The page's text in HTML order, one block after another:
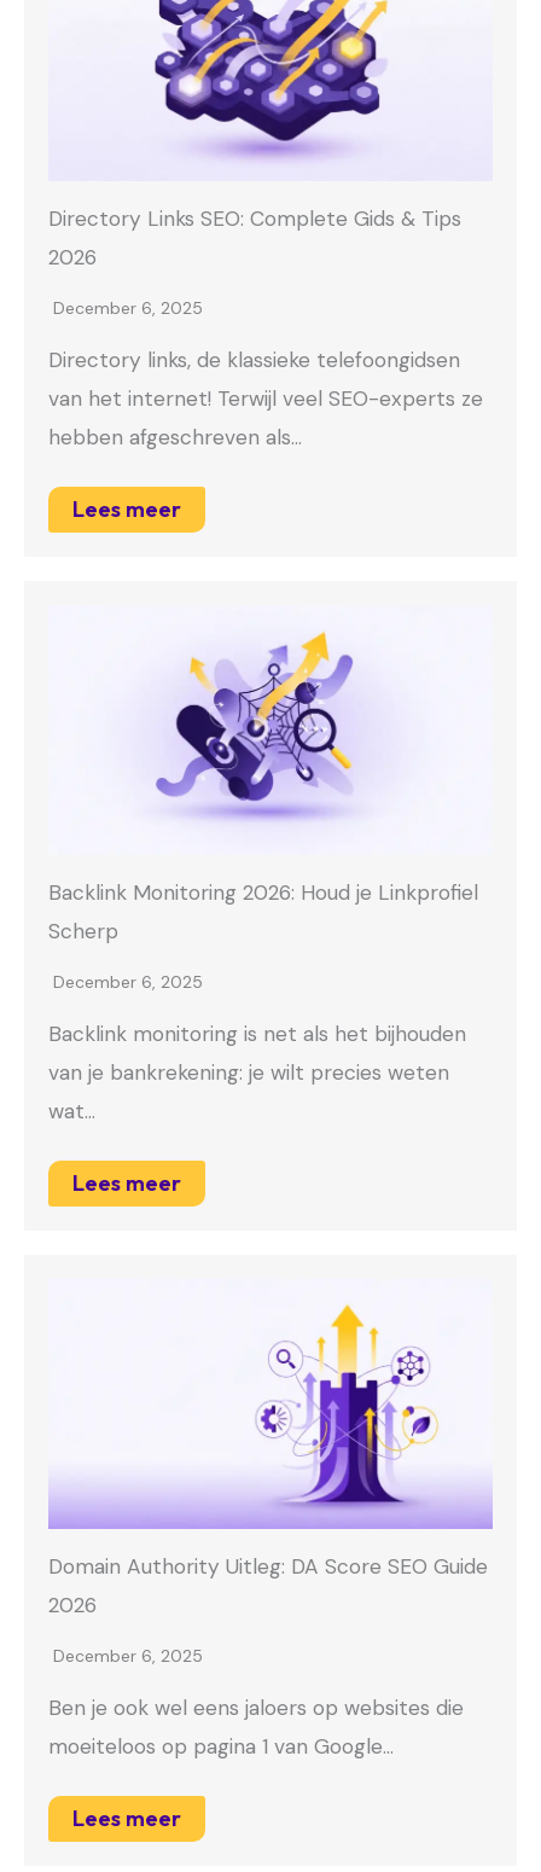
Directory Links SEO: Complete Gids & Tips
2026
December 6, 2025
Directory links, de klassieke telefoongidsen
van het internet! Terwijl veel SEO-experts ze
hebben afgeschreven als…
Lees meer
Backlink Monitoring 2026: Houd je Linkprofiel
Scherp
December 6, 2025
Backlink monitoring is net als het bijhouden
van je bankrekening: je wilt precies weten
wat…
Lees meer
Domain Authority Uitleg: DA Score SEO Guide
2026
December 6, 2025
Ben je ook wel eens jaloers op websites die
moeiteloos op pagina 1 van Google…
Lees meer